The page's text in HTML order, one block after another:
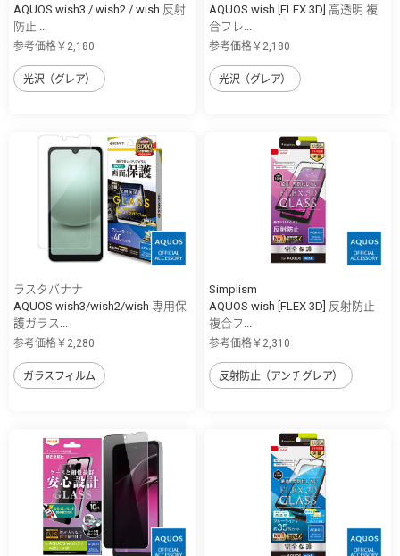
AQUOS wish3 / wish2 / wish 反射
防止 ...
参考価格￥2,180
光沢（グレア）
AQUOS wish [FLEX 3D] 高透明 複
合フレ...
参考価格￥2,180
光沢（グレア）
ラスタバナナ
AQUOS wish3/wish2/wish 専用保
護ガラス...
参考価格￥2,280
ガラスフィルム
Simplism
AQUOS wish [FLEX 3D] 反射防止
複合フ...
参考価格￥2,310
反射防止（アンチグレア）